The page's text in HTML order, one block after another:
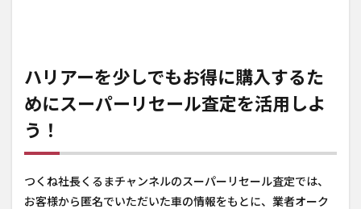
ハリアーを少しでもお得に購入するた
めにスーパーリセール査定を活用しよ
う！
つくね社長くるまチャンネルのスーパーリセール査定では、
お客様から匿名でいただいた車の情報をもとに、業者オーク